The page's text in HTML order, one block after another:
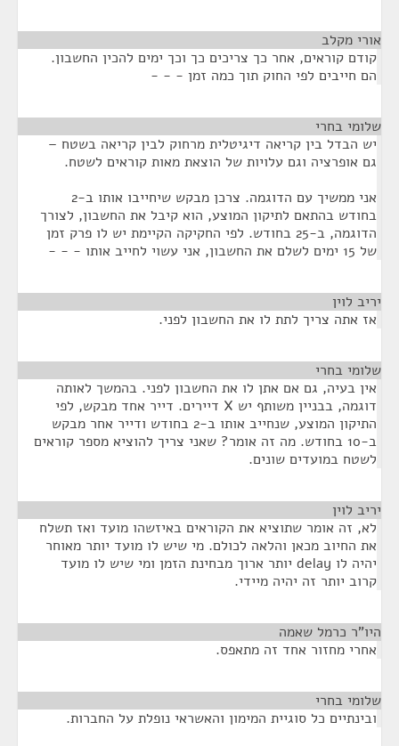
אורי מקלב
קודם קוראים, אחר כך צריכים כך וכך ימים להכין החשבון.
הם חייבים לפי החוק תוך כמה זמן - - -
שלומי בחרי
יש הבדל בין קריאה דיגיטלית מרחוק לבין קריאה בשטח –
גם אופרציה וגם עלויות של הוצאת מאות קוראים לשטח.
אני ממשיך עם הדוגמה. צרכן מבקש שיחייבו אותו ב-2
בחודש בהתאם לתיקון המוצע, הוא קיבל את החשבון, לצורך
הדוגמה, ב-25 בחודש. לפי החקיקה הקיימת יש לו פרק זמן
של 15 ימים לשלם את החשבון, אני עשוי לחייב אותו - - -
יריב לוין
אז אתה צריך לתת לו את החשבון לפני.
שלומי בחרי
אין בעיה, גם אם אתן לו את החשבון לפני. בהמשך לאותה
דוגמה, בבניין משותף יש X דיירים. דייר אחד מבקש, לפי
התיקון המוצע, שנחייב אותו ב-2 בחודש ודייר אחר מבקש
ב-10 בחודש. מה זה אומר? שאני צריך להוציא מספר קוראים
לשטח במועדים שונים.
יריב לוין
לא, זה אומר שתוציא את הקוראים באיזשהו מועד ואז תשלח
את החיוב מכאן והלאה לכולם. מי שיש לו מועד יותר מאוחר
יהיה לו delay יותר ארוך מבחינת הזמן ומי שיש לו מועד
קרוב יותר זה יהיה מיידי.
היו"ר כרמל שאמה
אחרי מחזור אחד זה מתאפס.
שלומי בחרי
ובינתיים כל סוגיית המימון והאשראי נופלת על החברות.